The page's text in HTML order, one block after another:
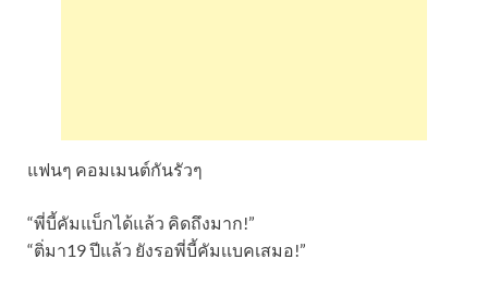
แฟนๆ คอมเมนต์กันรัวๆ
“พี่บี้คัมแบ็กได้แล้ว คิดถึงมาก!”
“ติ่มา19 ปีแล้ว ยังรอพี่บี้คัมเเบคเสมอ!”